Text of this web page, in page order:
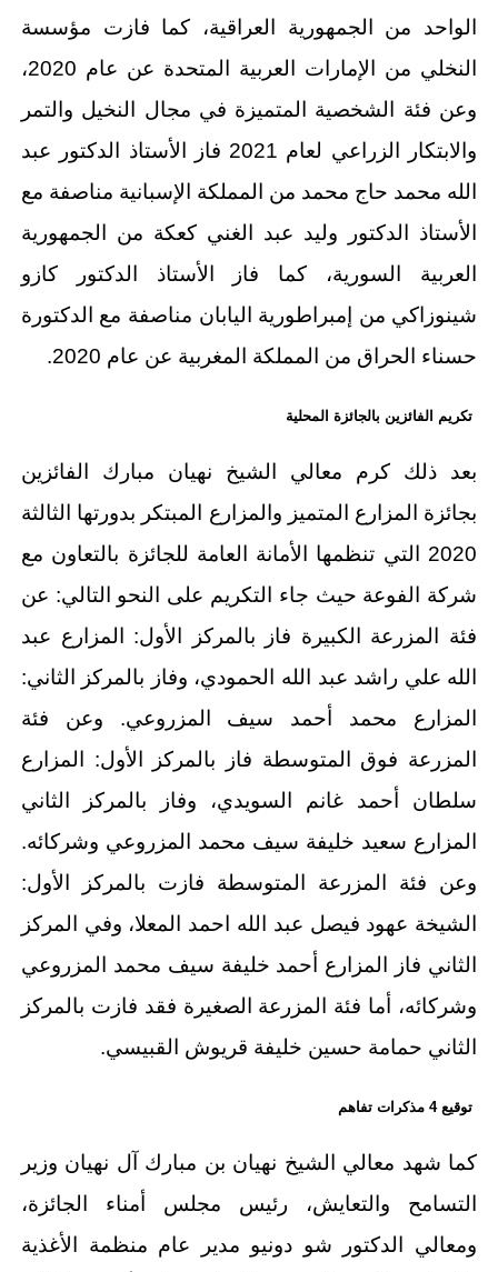
الواحد من الجمهورية العراقية، كما فازت مؤسسة
النخلي من الإمارات العربية المتحدة عن عام 2020،
وعن فئة الشخصية المتميزة في مجال النخيل والتمر
والابتكار الزراعي لعام 2021 فاز الأستاذ الدكتور عبد
الله محمد حاج محمد من المملكة الإسبانية مناصفة مع
الأستاذ الدكتور وليد عبد الغني كعكة من الجمهورية
العربية السورية، كما فاز الأستاذ الدكتور كازو
شينوزاكي من إمبراطورية اليابان مناصفة مع الدكتورة
حسناء الحراق من المملكة المغربية عن عام 2020.
تكريم الفائزين بالجائزة المحلية
بعد ذلك كرم معالي الشيخ نهيان مبارك الفائزين
بجائزة المزارع المتميز والمزارع المبتكر بدورتها الثالثة
2020 التي تنظمها الأمانة العامة للجائزة بالتعاون مع
شركة الفوعة حيث جاء التكريم على النحو التالي: عن
فئة المزرعة الكبيرة فاز بالمركز الأول: المزارع عبد
الله علي راشد عبد الله الحمودي، وفاز بالمركز الثاني:
المزارع محمد أحمد سيف المزروعي. وعن فئة
المزرعة فوق المتوسطة فاز بالمركز الأول: المزارع
سلطان أحمد غانم السويدي، وفاز بالمركز الثاني
المزارع سعيد خليفة سيف محمد المزروعي وشركائه.
وعن فئة المزرعة المتوسطة فازت بالمركز الأول:
الشيخة عهود فيصل عبد الله احمد المعلا، وفي المركز
الثاني فاز المزارع أحمد خليفة سيف محمد المزروعي
وشركائه، أما فئة المزرعة الصغيرة فقد فازت بالمركز
الثاني حمامة حسين خليفة قريوش القبيسي.
توقيع 4 مذكرات تفاهم
كما شهد معالي الشيخ نهيان بن مبارك آل نهيان وزير
التسامح والتعايش، رئيس مجلس أمناء الجائزة،
ومعالي الدكتور شو دونيو مدير عام منظمة الأغذية